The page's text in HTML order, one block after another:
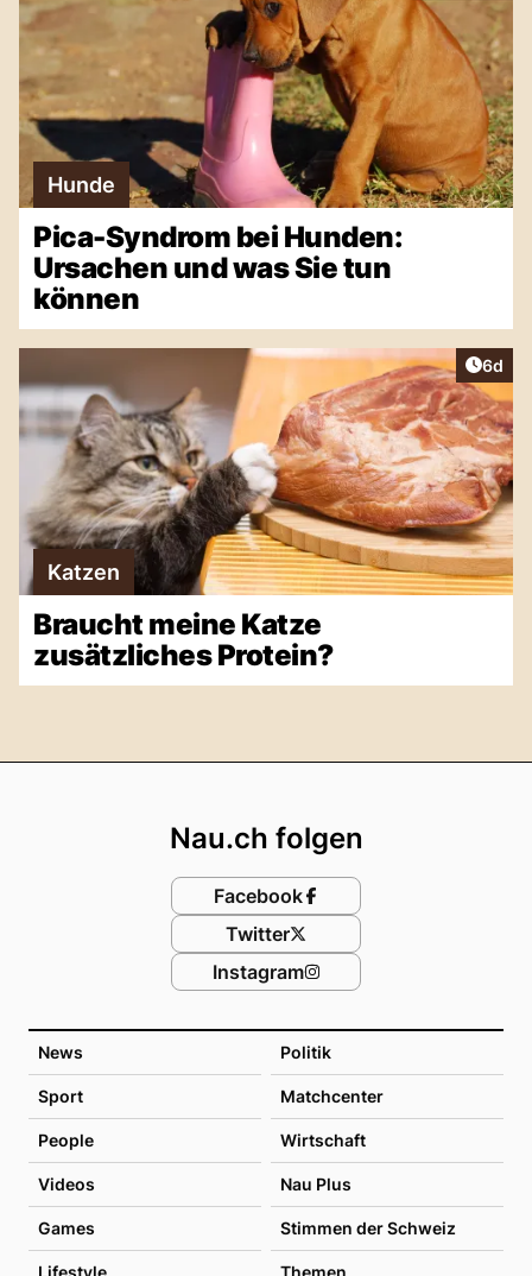
Hunde
Pica-Syndrom bei Hunden:
Ursachen und was Sie tun
können
6d
Katzen
Braucht meine Katze
zusätzliches Protein?
News Politik
Sport Matchcenter
People Wirtschaft
Videos Nau Plus
Games Stimmen der Schweiz
Lifestyle Themen
Nau.ch folgen
Facebook
Twitter
Instagram